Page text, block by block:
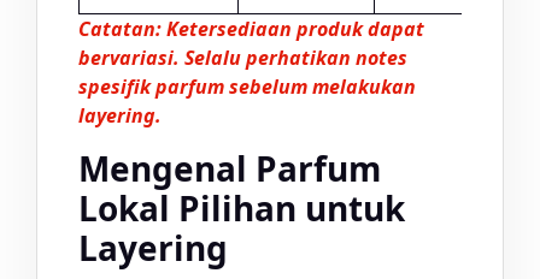
Catatan: Ketersediaan produk dapat
bervariasi. Selalu perhatikan notes
spesifik parfum sebelum melakukan
layering.
Mengenal Parfum
Lokal Pilihan untuk
Layering